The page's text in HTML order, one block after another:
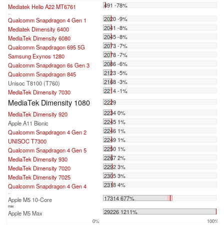
Mediatek Helio A22 MT6761 491 -78%
...
Qualcomm Snapdragon 4 Gen 1
2020 -9%
Mediatek Dimensity 6400
2041 -8%
MediaTek Dimensity 6080
2045 -8%
Qualcomm Snapdragon 695 5G
2073 -7%
Samsung Exynos 1280
2078 -7%
Qualcomm Snapdragon 6s Gen 3
2086 -6%
Qualcomm Snapdragon 845
2123 -5%
Unisoc T8100 (T760)
2168 -3%
MediaTek Dimensity 7030
2214 -1%
MediaTek Dimensity 1080
2229
MediaTek Dimensity 920
2234 0%
Apple A11 Bionic
2245 1%
Qualcomm Snapdragon 4 Gen 2
2246 1%
UNISOC T7300
2249 1%
Qualcomm Snapdragon 4 Gen 5
2250 1%
MediaTek Dimensity 930
2267 2%
MediaTek Dimensity 7020
2292 3%
MediaTek Dimensity 7025
2305 3%
Qualcomm Snapdragon 4 Gen 4
2318 4%
...
Apple M5 10-Core 17314 677%
max:
Apple M5 Max 29226 1211%
0% 100%